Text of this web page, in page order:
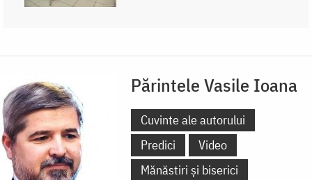
Părintele Vasile Ioana
Cuvinte ale autorului
Predici
Video
Mănăstiri și biserici